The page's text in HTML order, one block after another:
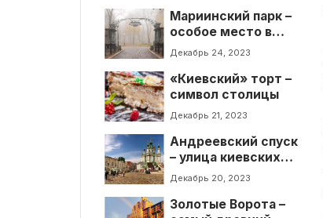
Мариинский парк –
особое место в
столице
Декабрь 24, 2023
«Киевский» торт –
символ столицы
Декабрь 21, 2023
Андреевский спуск
– улица киевских
историй
Декабрь 20, 2023
Золотые Ворота –